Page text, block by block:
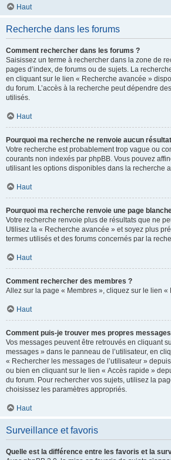
Haut
Recherche dans les forums
Comment rechercher dans les forums ?
Saisissez un terme à rechercher dans la zone de
pages d’index, de forums ou de sujets. La
en cliquant sur le lien « Recherche avancée »
du forum. L’accès à la recherche peut dépendre
utilisés.
Haut
Pourquoi ma recherche ne renvoie aucun
Votre recherche est probablement trop vague ou
courants non indexés par phpBB. Vous pouvez
utilisant les options disponibles dans la recherche
Haut
Pourquoi ma recherche renvoie une page
Votre recherche renvoie plus de résultats que ne
Utilisez la « Recherche avancée » et soyez plus
termes utilisés et des forums concernés par la
Haut
Comment rechercher des membres ?
Allez sur la page « Membres », cliquez sur le lien
Haut
Comment puis-je trouver mes propres
Vos messages peuvent être retrouvés en cliquant
messages » dans le panneau de l’utilisateur, en
« Rechercher les messages de l’utilisateur »
ou bien en cliquant sur le lien « Accès rapide »
du forum. Pour rechercher vos sujets, utilisez la
choisissez les paramètres appropriés.
Haut
Surveillance et favoris
Quelle est la différence entre les favoris et la